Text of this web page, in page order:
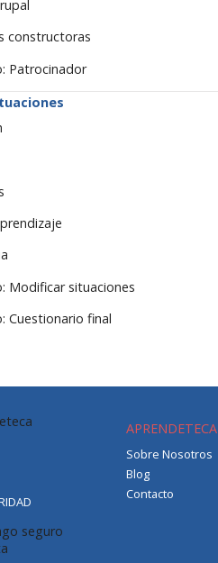
constructoras
Patrocinador
Modificar situaciones
Cuestionario final
APRENDETECA
Sobre Nosotros
Blog
Contacto